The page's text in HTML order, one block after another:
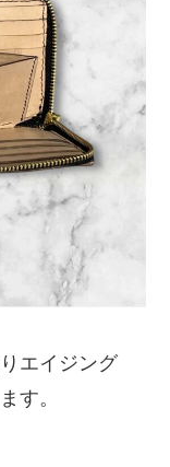
エイジング
す。